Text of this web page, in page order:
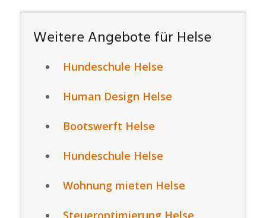
Weitere Angebote für Helse
Hundeschule Helse
Human Design Helse
Bootswerft Helse
Hundeschule Helse
Wohnung mieten Helse
Steueroptimierung Helse